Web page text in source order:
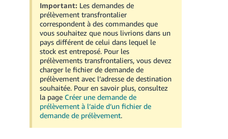
Important: Les demandes de
prélèvement transfrontalier
correspondent à des commandes que
vous souhaitez que nous livrions dans un
pays différent de celui dans lequel le
stock est entreposé. Pour les
prélèvements transfrontaliers, vous devez
charger le fichier de demande de
prélèvement avec l’adresse de destination
souhaitée. Pour en savoir plus, consultez
la page Créer une demande de
prélèvement à l’aide d’un fichier de
demande de prélèvement.